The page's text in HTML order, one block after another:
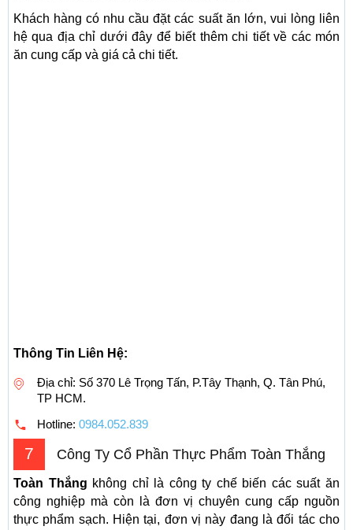
Khách hàng có nhu cầu đặt các suất ăn lớn, vui lòng liên
hệ qua địa chỉ dưới đây để biết thêm chi tiết về các món
ăn cung cấp và giá cả chi tiết.
Thông Tin Liên Hệ:
Địa chỉ: Số 370 Lê Trọng Tấn, P.Tây Thạnh, Q. Tân Phú,
TP HCM.
Hotline: 0984.052.839
7 Công Ty Cổ Phần Thực Phẩm Toàn Thắng
Toàn Thắng không chỉ là công ty chế biến các suất ăn
công nghiệp mà còn là đơn vị chuyên cung cấp nguồn
thực phẩm sạch. Hiện tại, đơn vị này đang là đối tác cho